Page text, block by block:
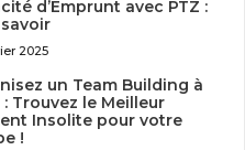
d’Emprunt avec PTZ :
2025
un Team Building à
: Trouvez le Meilleur
Insolite pour votre
!